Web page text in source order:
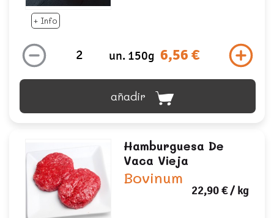
+ Info
un. 150g 6,56 €
añadir
Hamburguesa De
Vaca Vieja
Bovinum
22,90 €/ kg